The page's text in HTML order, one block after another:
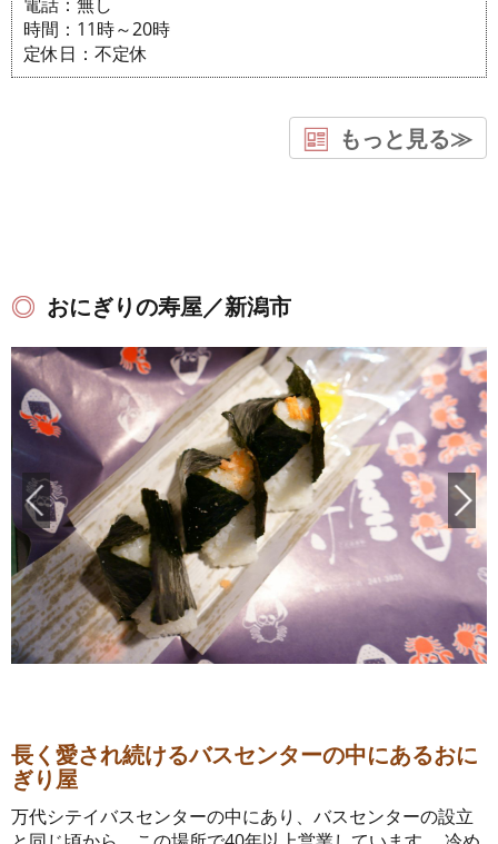
時間：11時～20時
定休日：不定休
もっと見る≫
おにぎりの寿屋／新潟市
長く愛され続けるバスセンターの中にあるおに
ぎり屋
万代シテイバスセンターの中にあり、バスセンターの設立